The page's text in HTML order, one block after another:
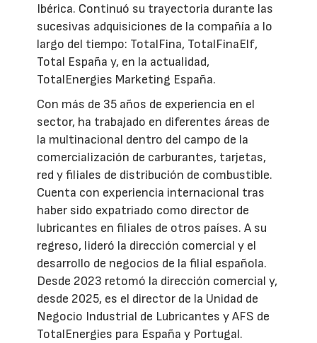
Ibérica. Continuó su trayectoria durante las
sucesivas adquisiciones de la compañía a lo
largo del tiempo: TotalFina, TotalFinaElf,
Total España y, en la actualidad,
TotalEnergies Marketing España.
Con más de 35 años de experiencia en el
sector, ha trabajado en diferentes áreas de
la multinacional dentro del campo de la
comercialización de carburantes, tarjetas,
red y filiales de distribución de combustible.
Cuenta con experiencia internacional tras
haber sido expatriado como director de
lubricantes en filiales de otros países. A su
regreso, lideró la dirección comercial y el
desarrollo de negocios de la filial española.
Desde 2023 retomó la dirección comercial y,
desde 2025, es el director de la Unidad de
Negocio Industrial de Lubricantes y AFS de
TotalEnergies para España y Portugal.